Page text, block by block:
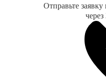
Отправьте